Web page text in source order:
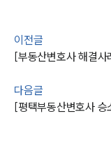
이전글
다음글